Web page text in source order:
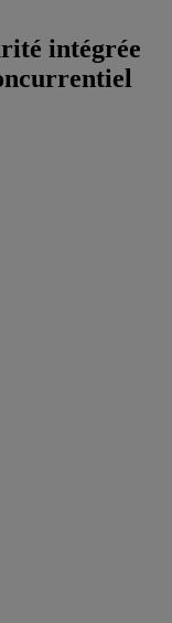
intégrée